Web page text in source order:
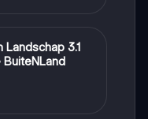
Landschap 3.1